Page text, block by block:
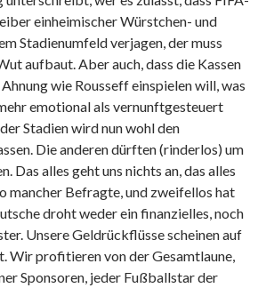
einheimischer Würstchen- und
Stadienumfeld verjagen, der muss
aufbaut. Aber auch, dass die Kassen
wie Rousseff einspielen will, was
emotional als vernunftgesteuert
Stadien wird nun wohl den
Die anderen dürften (rinderlos) um
Das alles geht uns nichts an, das alles
mancher Befragte, und zweifellos hat
droht weder ein finanzielles, noch
Unsere Geldrückflüsse scheinen auf
Wir profitieren von der Gesamtlaune,
Sponsoren, jeder Fußballstar der